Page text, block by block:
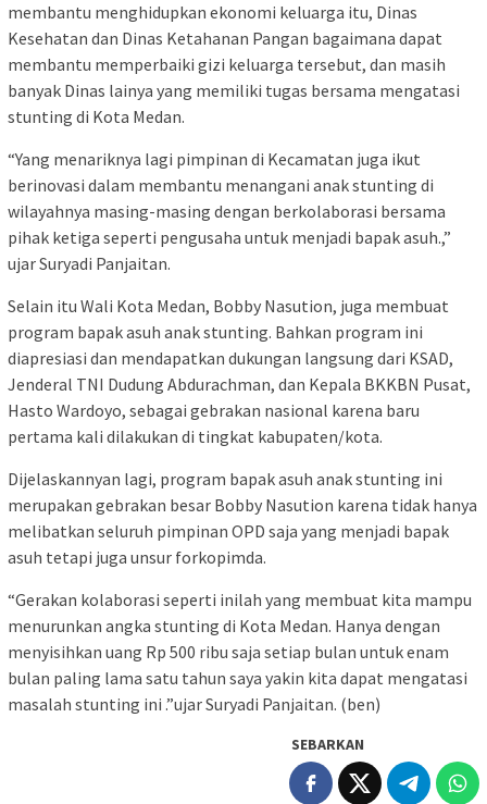
membantu menghidupkan ekonomi keluarga itu, Dinas
Kesehatan dan Dinas Ketahanan Pangan bagaimana dapat
membantu memperbaiki gizi keluarga tersebut, dan masih
banyak Dinas lainya yang memiliki tugas bersama mengatasi
stunting di Kota Medan.
“Yang menariknya lagi pimpinan di Kecamatan juga ikut
berinovasi dalam membantu menangani anak stunting di
wilayahnya masing-masing dengan berkolaborasi bersama
pihak ketiga seperti pengusaha untuk menjadi bapak asuh.,”
ujar Suryadi Panjaitan.
Selain itu Wali Kota Medan, Bobby Nasution, juga membuat
program bapak asuh anak stunting. Bahkan program ini
diapresiasi dan mendapatkan dukungan langsung dari KSAD,
Jenderal TNI Dudung Abdurachman, dan Kepala BKKBN Pusat,
Hasto Wardoyo, sebagai gebrakan nasional karena baru
pertama kali dilakukan di tingkat kabupaten/kota.
Dijelaskannyan lagi, program bapak asuh anak stunting ini
merupakan gebrakan besar Bobby Nasution karena tidak hanya
melibatkan seluruh pimpinan OPD saja yang menjadi bapak
asuh tetapi juga unsur forkopimda.
“Gerakan kolaborasi seperti inilah yang membuat kita mampu
menurunkan angka stunting di Kota Medan. Hanya dengan
menyisihkan uang Rp 500 ribu saja setiap bulan untuk enam
bulan paling lama satu tahun saya yakin kita dapat mengatasi
masalah stunting ini .”ujar Suryadi Panjaitan. (ben)
SEBARKAN